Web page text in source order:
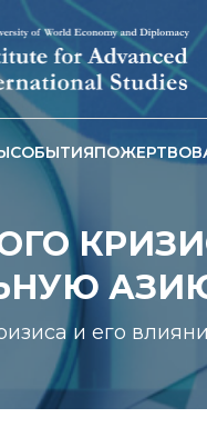
СОБЫТИЯ
и его